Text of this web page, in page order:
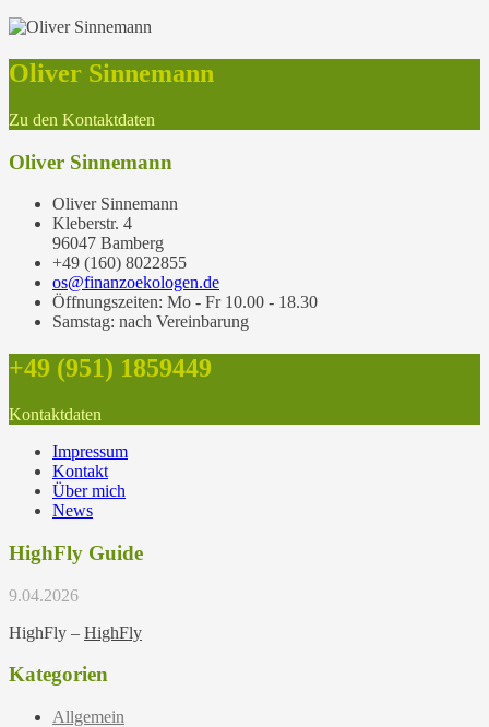
Oliver Sinnemann
Zu den Kontaktdaten
Oliver Sinnemann
Oliver Sinnemann
Kleberstr. 4
96047 Bamberg
+49 (160) 8022855
os@finanzoekologen.de
Öffnungszeiten: Mo - Fr 10.00 - 18.30
Samstag: nach Vereinbarung
+49 (951) 1859449
Kontaktdaten
Impressum
Kontakt
Über mich
News
HighFly Guide
9.04.2026
HighFly – HighFly
Kategorien
Allgemein